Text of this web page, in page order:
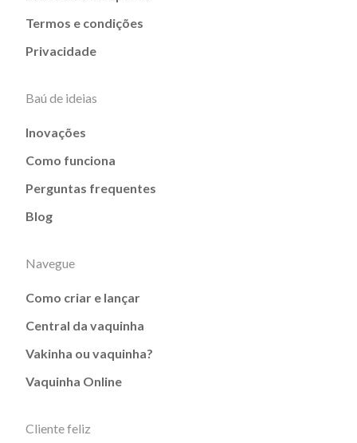
Termos e condições
Privacidade
Baú de ideias
Inovações
Como funciona
Perguntas frequentes
Blog
Navegue
Como criar e lançar
Central da vaquinha
Vakinha ou vaquinha?
Vaquinha Online
Cliente feliz